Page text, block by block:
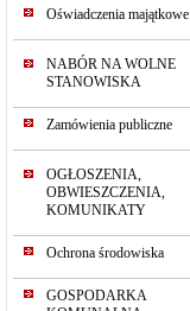
Oświadczenia majątkowe
NABÓR NA WOLNE
STANOWISKA
Zamówienia publiczne
OGŁOSZENIA,
OBWIESZCZENIA,
KOMUNIKATY
Ochrona środowiska
GOSPODARKA